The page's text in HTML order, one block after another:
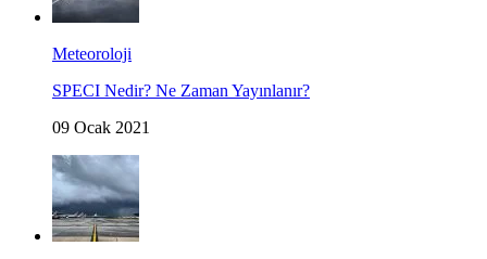
Meteoroloji
SPECI Nedir? Ne Zaman Yayınlanır?
09 Ocak 2021